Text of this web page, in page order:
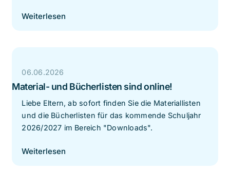
Weiterlesen
06.06.2026
Material- und Bücherlisten sind online!
Liebe Eltern, ab sofort finden Sie die Materiallisten
und die Bücherlisten für das kommende Schuljahr
2026/2027 im Bereich "Downloads".
Weiterlesen